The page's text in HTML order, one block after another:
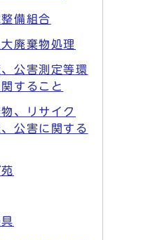
備組合
廃棄物処理
公害測定等環
すること
、リサイク
公害に関する